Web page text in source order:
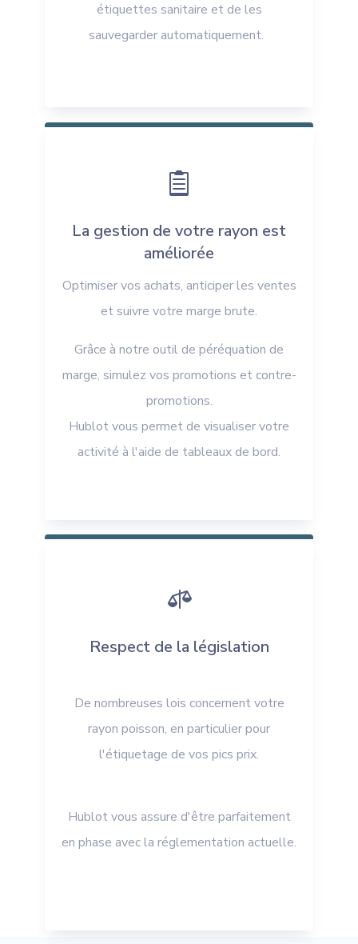
étiquettes sanitaire et de les
sauvegarder automatiquement.

La gestion de votre rayon est
améliorée
Optimiser vos achats, anticiper les ventes
et suivre votre marge brute.
Grâce à notre outil de péréquation de
marge, simulez vos promotions et contre-
promotions.
Hublot vous permet de visualiser votre
activité à l'aide de tableaux de bord.

Respect de la législation
De nombreuses lois concernent votre
rayon poisson, en particulier pour
l'étiquetage de vos pics prix.
Hublot vous assure d'être parfaitement
en phase avec la réglementation actuelle.